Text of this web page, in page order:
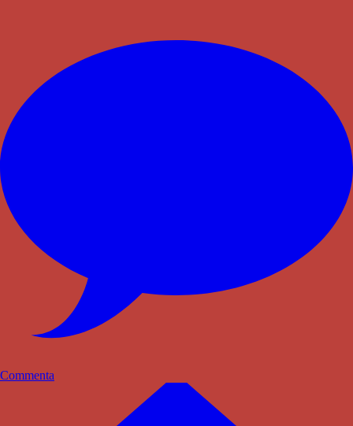
Commenta